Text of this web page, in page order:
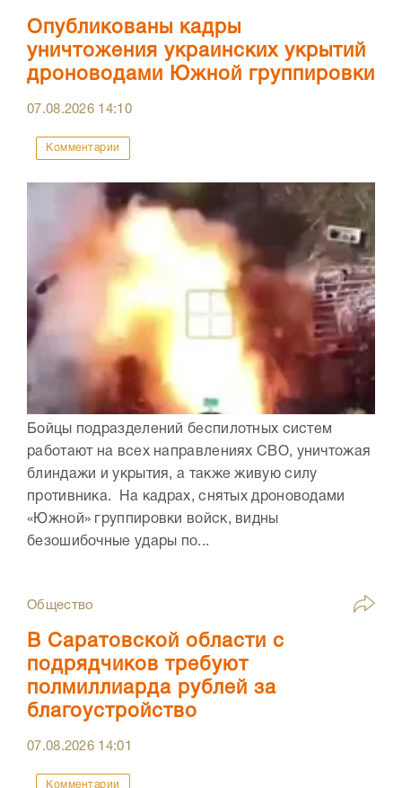
Опубликованы кадры
уничтожения украинских укрытий
дроноводами Южной группировки
07.08.2026 14:10
Комментарии
Бойцы подразделений беспилотных систем
работают на всех направлениях СВО, уничтожая
блиндажи и укрытия, а также живую силу
противника. На кадрах, снятых дроноводами
«Южной» группировки войск, видны
безошибочные удары по...
Общество
В Саратовской области с
подрядчиков требуют
полмиллиарда рублей за
благоустройство
07.08.2026 14:01
Комментарии